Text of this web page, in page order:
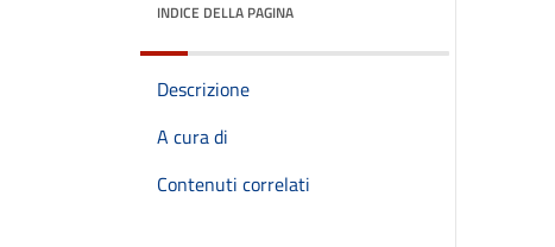
INDICE DELLA PAGINA
Descrizione
A cura di
Contenuti correlati